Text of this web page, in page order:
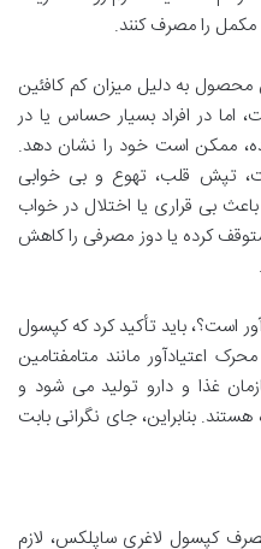
مکمل را مصرف کنند.
محصول به دلیل میزان کم کافئین
اما در افراد بسیار حساس یا در
ممکن است خود را نشان دهد.
تپش قلب، تهوع و بی خوابی
بی قراری یا اختلال در خواب
کرده یا دوز مصرفی را کاهش
است؟، باید تأکید کرد که کپسول
اعتیادآور مانند متامفتامین
غذا و دارو تولید می شود و
بنابراین، جای نگرانی بابت
کپسول لاغری ساپلکس، لازم